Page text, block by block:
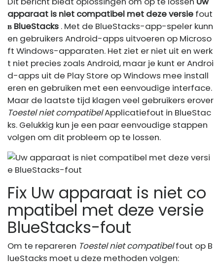
apparaat is niet compatibel met deze versie fout
в BlueStacks . Met de BlueStacks-app-speler kunn
en gebruikers Android-apps uitvoeren op Microso
ft Windows-apparaten. Het ziet er niet uit en werk
t niet precies zoals Android, maar je kunt er Androi
d-apps uit de Play Store op Windows mee install
eren en gebruiken met een eenvoudige interface.
Maar de laatste tijd klagen veel gebruikers erover
Toestel niet compatibelApplicatiefout in BlueStac
ks. Gelukkig kun je een paar eenvoudige stappen
volgen om dit probleem op te lossen.
Fix Uw apparaat is niet co
mpatibel met deze versie
BlueStacks-fout
Om te repareren Toestel niet compatibelfout op B
lueStacks moet u deze methoden volgen: